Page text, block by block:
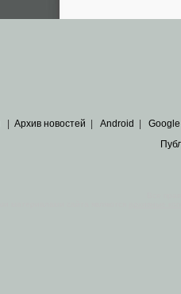
| Архив новостей | Android | Google